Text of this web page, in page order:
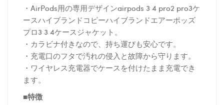
・AirPods用の専用デザインairpods 3 4 pro2 pro3ケ
ースハイブランドコピーハイブランドエアーポッズ
プロ3 3 4ケースジャケット。
・カラビナ付きなので、持ち運びも安心です。
・充電口のフタで汚れの侵入と故障から守ります。
・ワイヤレス充電器でケースを付けたまま充電でき
ます。
■特徴